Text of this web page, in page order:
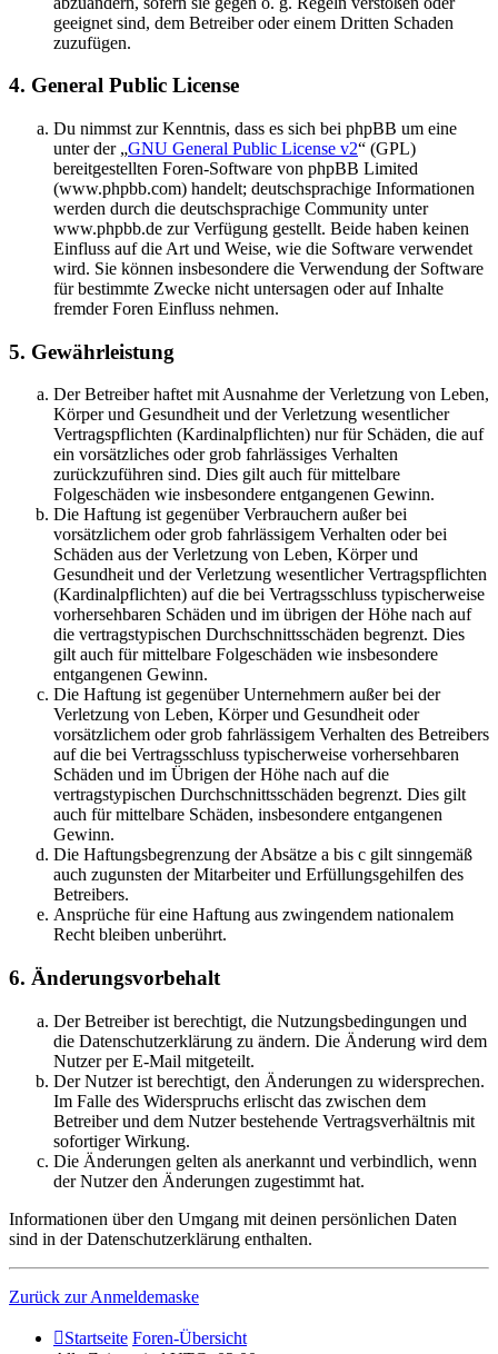
geeignet sind, dem Betreiber oder einem Dritten Schaden
zuzufügen.
4. General Public License
Du nimmst zur Kenntnis, dass es sich bei phpBB um eine
unter der „GNU General Public License v2“ (GPL)
bereitgestellten Foren-Software von phpBB Limited
(www.phpbb.com) handelt; deutschsprachige Informationen
werden durch die deutschsprachige Community unter
www.phpbb.de zur Verfügung gestellt. Beide haben keinen
Einfluss auf die Art und Weise, wie die Software verwendet
wird. Sie können insbesondere die Verwendung der Software
für bestimmte Zwecke nicht untersagen oder auf Inhalte
fremder Foren Einfluss nehmen.
5. Gewährleistung
Der Betreiber haftet mit Ausnahme der Verletzung von Leben,
Körper und Gesundheit und der Verletzung wesentlicher
Vertragspflichten (Kardinalpflichten) nur für Schäden, die auf
ein vorsätzliches oder grob fahrlässiges Verhalten
zurückzuführen sind. Dies gilt auch für mittelbare
Folgeschäden wie insbesondere entgangenen Gewinn.
Die Haftung ist gegenüber Verbrauchern außer bei
vorsätzlichem oder grob fahrlässigem Verhalten oder bei
Schäden aus der Verletzung von Leben, Körper und
Gesundheit und der Verletzung wesentlicher Vertragspflichten
(Kardinalpflichten) auf die bei Vertragsschluss typischerweise
vorhersehbaren Schäden und im übrigen der Höhe nach auf
die vertragstypischen Durchschnittsschäden begrenzt. Dies
gilt auch für mittelbare Folgeschäden wie insbesondere
entgangenen Gewinn.
Die Haftung ist gegenüber Unternehmern außer bei der
Verletzung von Leben, Körper und Gesundheit oder
vorsätzlichem oder grob fahrlässigem Verhalten des Betreibers
auf die bei Vertragsschluss typischerweise vorhersehbaren
Schäden und im Übrigen der Höhe nach auf die
vertragstypischen Durchschnittsschäden begrenzt. Dies gilt
auch für mittelbare Schäden, insbesondere entgangenen
Gewinn.
Die Haftungsbegrenzung der Absätze a bis c gilt sinngemäß
auch zugunsten der Mitarbeiter und Erfüllungsgehilfen des
Betreibers.
Ansprüche für eine Haftung aus zwingendem nationalem
Recht bleiben unberührt.
6. Änderungsvorbehalt
Der Betreiber ist berechtigt, die Nutzungsbedingungen und
die Datenschutzerklärung zu ändern. Die Änderung wird dem
Nutzer per E-Mail mitgeteilt.
Der Nutzer ist berechtigt, den Änderungen zu widersprechen.
Im Falle des Widerspruchs erlischt das zwischen dem
Betreiber und dem Nutzer bestehende Vertragsverhältnis mit
sofortiger Wirkung.
Die Änderungen gelten als anerkannt und verbindlich, wenn
der Nutzer den Änderungen zugestimmt hat.
Informationen über den Umgang mit deinen persönlichen Daten
sind in der Datenschutzerklärung enthalten.
Zurück zur Anmeldemaske
Startseite Foren-Übersicht